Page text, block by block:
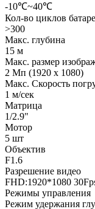
-10℃~40℃
Кол-во циклов
>300
Макс. глубина
15 м
Макс. размер
2 Mп (1920 x 1080)
Макс. Скорость
1 м/сек
Матрица
1/2.9"
Мотор
5 шт
Объектив
F1.6
Разрешение видео
FHD:1920*1080
Режимы управления
Режим удержания